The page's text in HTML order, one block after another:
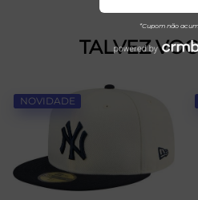
TALVEZ
NOVIDADE